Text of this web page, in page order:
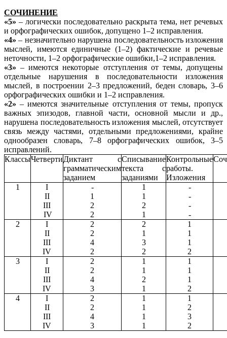
СОЧИНЕНИЕ
«5» – логически последовательно раскрыта тема, нет речевых
и орфографических ошибок, допущено 1–2 исправления.
«4»– незначительно нарушена последовательность изложения
мыслей, имеются единичные (1–2) фактические и речевые
неточности, 1–2 орфографические ошибки,1–2 исправления.
«3»– имеются некоторые отступления от темы, допущены
отдельные нарушения в последовательности изложения
мыслей, в построении 2–3 предложений, беден словарь, 3–6
орфографических ошибки и 1–2 исправления.
«2»– имеются значительные отступления от темы, пропуск
важных эпизодов, главной части, основной мысли и др.,
нарушена последовательность изложения мыслей, отсутствует
связь между частями, отдельными предложениями, крайне
однообразен словарь, 7–8 орфографических ошибок, 3–5
исправлений.
КлассыЧетвертиДиктант с
грамматическим
заданием
Списывание
текста с
заданиями
Контрольные
работы.
Изложения
1
I
II
III
IV
-
1
2
2
1
1
2
1
-
-
-
-
2
I
II
III
IV
2
2
4
2
2
1
3
2
1
1
1
2
3
I
II
III
IV
2
2
4
3
1
1
2
1
1
1
1
2
4
I
II
III
IV
2
2
4
3
1
1
1
1
1
2
3
2